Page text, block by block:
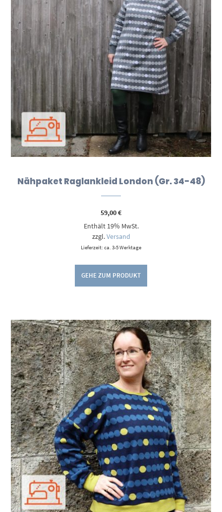
Nähpaket Raglankleid London (Gr. 34-48)
59,00€
Enthält 19% MwSt.
zzgl.Versand
Lieferzeit: ca. 3-5 Werktage
GEHE ZUM PRODUKT